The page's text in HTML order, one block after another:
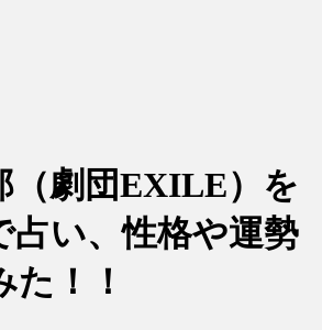
（劇団EXILE）を
占い、性格や運勢
た！！